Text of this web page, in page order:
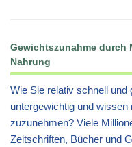
Gewichtszunahme durch
Nahrung
Wie Sie relativ schnell und
untergewichtig und
zuzunehmen? Viele
Zeitschriften, Bücher und